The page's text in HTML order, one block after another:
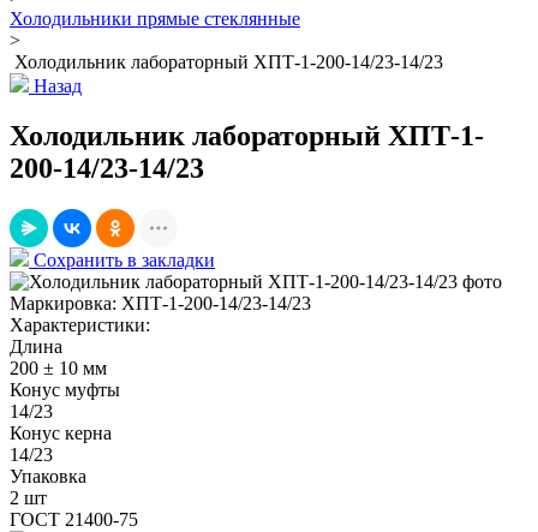
Холодильники прямые стеклянные
>
Холодильник лабораторный ХПТ-1-200-14/23-14/23
Назад
Холодильник лабораторный ХПТ-1-
200-14/23-14/23
Сохранить в закладки
Маркировка: ХПТ-1-200-14/23-14/23
Характеристики:
Длина
200 ± 10 мм
Конус муфты
14/23
Конус керна
14/23
Упаковка
2 шт
ГОСТ 21400-75